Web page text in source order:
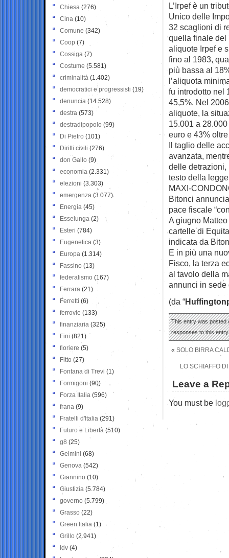
L’Irpef è un
Unico delle
32 scaglioni di
quella finale del
aliquote Irpef e
fino al 1983,
più bassa al
l’aliquota
fu introdotto nel
45,5%. Nel
aliquote, la
15.001 a
euro e 43%
Il taglio delle
avanzata,
delle detrazioni,
testo della
MAXI-
Bitonci
pace fiscale
A giugno
cartelle di
indicata da
E in più una
Fisco, la terza
al tavolo della
annunci in sede
(da “
This entry was posted
responses to this
« SOLO BIRRA
LO SCHIAFFO
Leave a
You must be
Chiesa (276)
Cina (10)
Comune (342)
Coop (7)
Cossiga (7)
Costume (5.581)
criminalità (1.402)
democratici e progressisti (19)
denuncia (14.528)
destra (573)
destradipopolo (99)
Di Pietro (101)
Diritti civili (276)
don Gallo (9)
economia (2.331)
elezioni (3.303)
emergenza (3.077)
Energia (45)
Esselunga (2)
Esteri (784)
Eugenetica (3)
Europa (1.314)
Fassino (13)
federalismo (167)
Ferrara (21)
Ferretti (6)
ferrovie (133)
finanziaria (325)
Fini (821)
fioriere (5)
Fitto (27)
Fontana di Trevi (1)
Formigoni (90)
Forza Italia (596)
frana (9)
Fratelli d'Italia (291)
Futuro e Libertà (510)
g8 (25)
Gelmini (68)
Genova (542)
Giannino (10)
Giustizia (5.784)
governo (5.799)
Grasso (22)
Green Italia (1)
Grillo (2.941)
Idv (4)